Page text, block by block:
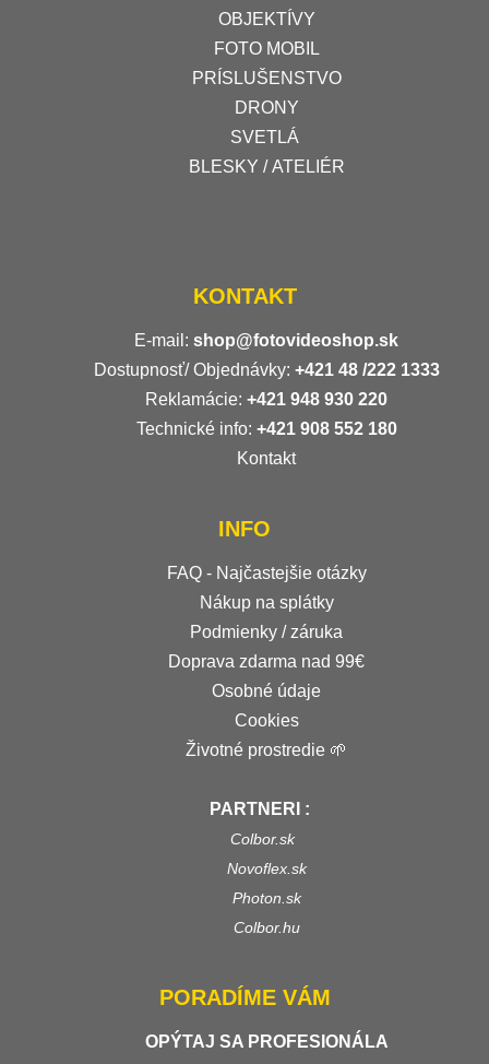
OBJEKTÍVY
FOTO MOBIL
PRÍSLUŠENSTVO
DRONY
SVETLÁ
BLESKY / ATELIÉR
KONTAKT
E-mail: shop@fotovideoshop.sk
Dostupnosť/ Objednávky: +421 48 /222 1333
Reklamácie: +421 948 930 220
Technické info: +421 908 552 180
Kontakt
INFO
FAQ - Najčastejšie otázky
Nákup na splátky
Podmienky / záruka
Doprava zdarma nad 99€
Osobné údaje
Cookies
Životné prostredie 🌱
PARTNERI :
Colbor.sk
Novoflex.sk
Photon.sk
Colbor.hu
PORADÍME VÁM
OPÝTAJ SA PROFESIONÁLA